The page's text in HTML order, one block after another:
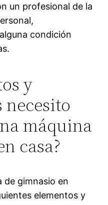
un profesional de la
condición
y
máquina
casa?
de gimnasio en
elementos y